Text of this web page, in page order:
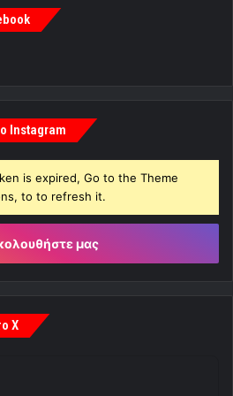
Instagram
is expired, Go to the Theme
to to refresh it.
μας
X